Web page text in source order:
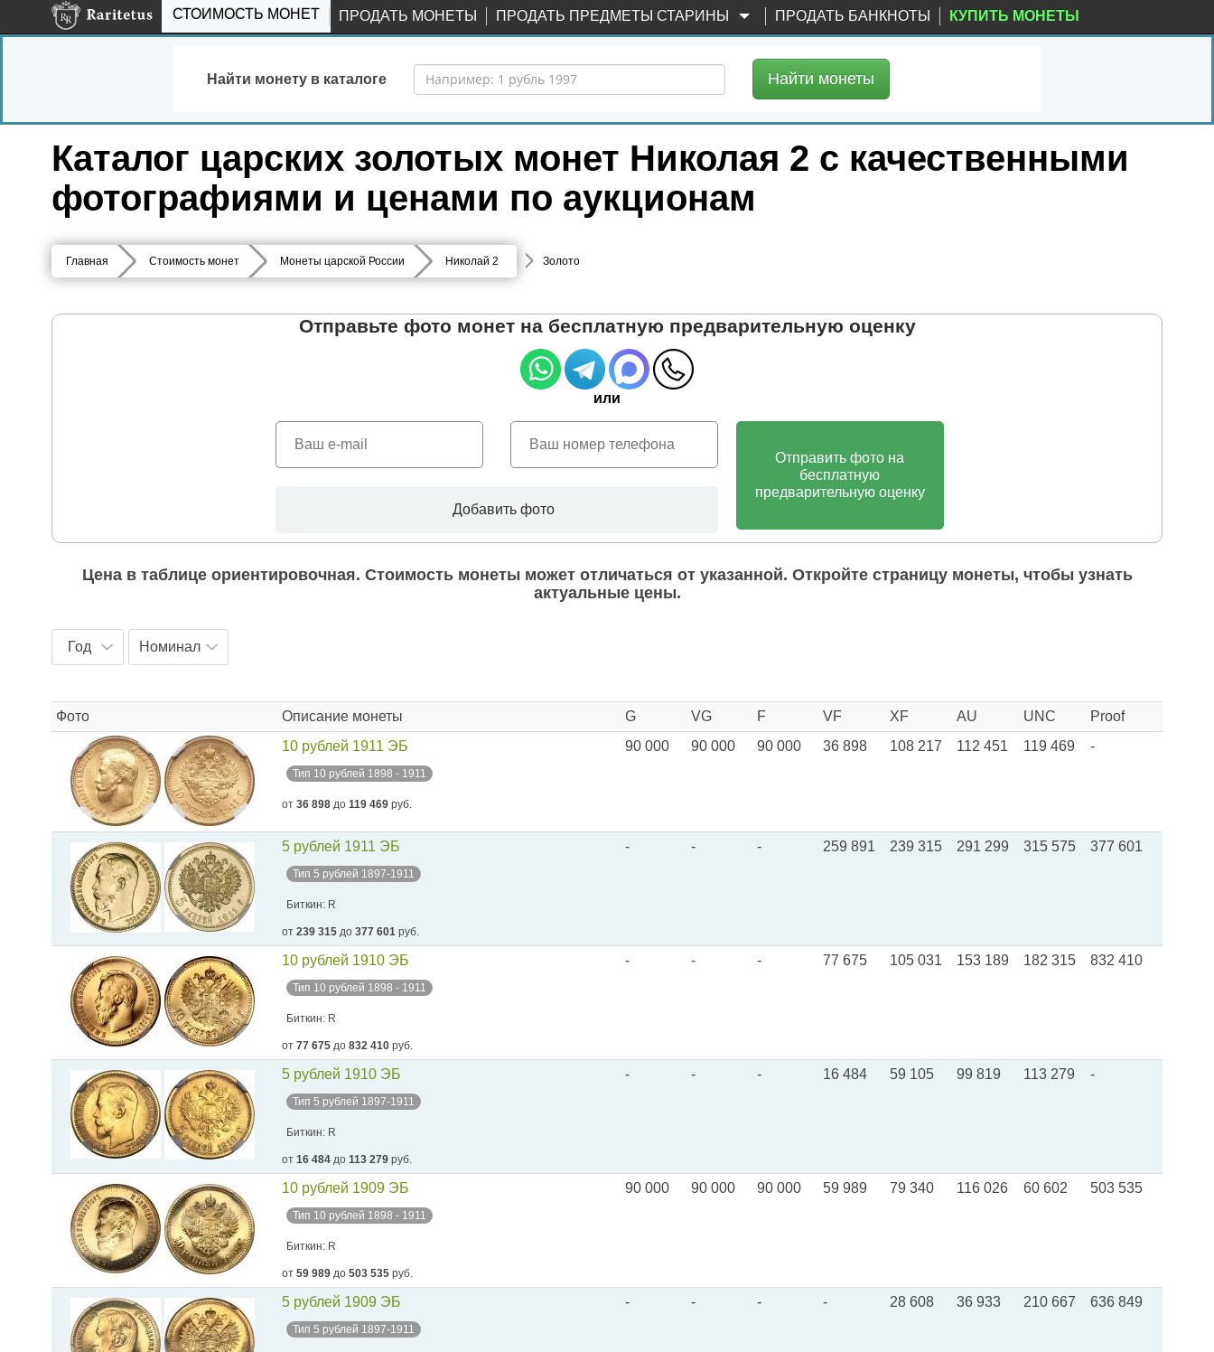
СТОИМОСТЬ МОНЕТ ПРОДАТЬ МОНЕТЫ ПРОДАТЬ ПРЕДМЕТЫ СТАРИНЫ ПРОДАТЬ БАНКНОТЫ КУПИТЬ МОНЕТЫ
Найти монету в каталоге Найти монеты
Каталог царских золотых монет Николая 2 с качественными
фотографиями и ценами по аукционам
Главная Стоимость монет Монеты царской России Николай 2 Золото
Отправьте фото монет на бесплатную предварительную оценку
или
Добавить фото
Отправить фото на
бесплатную
предварительную оценку
Цена в таблице ориентировочная. Стоимость монеты может отличаться от указанной. Откройте страницу монеты, чтобы узнать
актуальные цены.
Год Номинал
Фото Описание монеты G VG F VF XF AU UNC
Proof
10 рублей 1911 ЭБ
Тип 10 рублей 1898 - 1911
от 36 898 до 119 469 руб.
90 000 90 000 90 000 36 898 108 217 112 451 119 469 -
5 рублей 1911 ЭБ
Тип 5 рублей 1897-1911
Биткин: R
от 239 315 до 377 601 руб.
- - - 259 891 239 315 291 299 315 575 377 601
10 рублей 1910 ЭБ
Тип 10 рублей 1898 - 1911
Биткин: R
от 77 675 до 832 410 руб.
- - - 77 675 105 031 153 189 182 315 832 410
5 рублей 1910 ЭБ
Тип 5 рублей 1897-1911
Биткин: R
от 16 484 до 113 279 руб.
- - - 16 484 59 105 99 819 113 279 -
10 рублей 1909 ЭБ
Тип 10 рублей 1898 - 1911
Биткин: R
от 59 989 до 503 535 руб.
90 000 90 000 90 000 59 989 79 340 116 026 60 602 503 535
5 рублей 1909 ЭБ
Тип 5 рублей 1897-1911
- - - - 28 608 36 933 210 667 636 849